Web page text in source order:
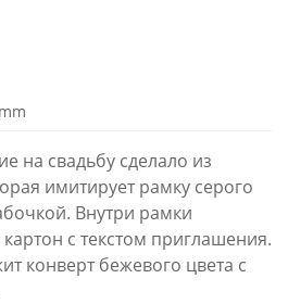
на свадьбу сделало из
имитирует рамку серого
Внутри рамки
с текстом приглашения.
конверт бежевого цвета с